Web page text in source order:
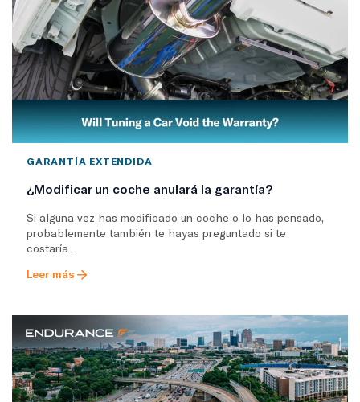
GARANTÍA EXTENDIDA
¿Modificar un coche anulará la garantía?
Si alguna vez has modificado un coche o lo has pensado,
probablemente también te hayas preguntado si te
costaría...
Leer más